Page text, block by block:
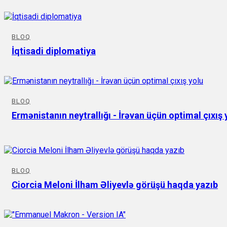
BLOQ
İqtisadi diplomatiya
BLOQ
Ermənistanın neytrallığı - İrəvan üçün optimal çıxış
BLOQ
Ciorcia Meloni İlham Əliyevlə görüşü haqda yazıb